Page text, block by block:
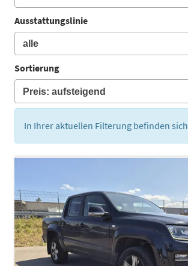
Ausstattungslinie
Sortierung
In Ihrer aktuellen Filterung befinden sich